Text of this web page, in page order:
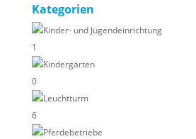
Kategorien
Kinder- und Jugendeinrichtung
1
Kindergärten
0
Leuchtturm
6
Pferdebetriebe